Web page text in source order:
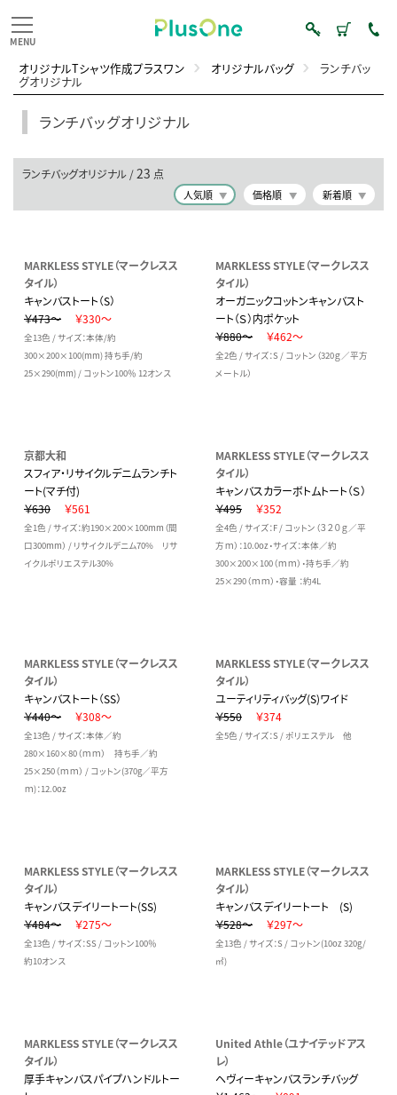
オリジナルTシャツ作成プラスワン オリジナルバッグ ランチバッ
グオリジナル
ランチバッグオリジナル
ランチバッグオリジナル /23 点
人気順 価格順 新着順
MARKLESS STYLE（マークレスス
タイル）
キャンバストート（S）
￥473～
￥330～
全13色 / サイズ：本体/約
300×200×100(mm) 持ち手/約
25×290(mm) / コットン100％ 12オンス
MARKLESS STYLE（マークレスス
タイル）
オーガニックコットンキャンバスト
ート（Ｓ）内ポケット
￥880～
￥462～
全2色 / サイズ：S / コットン（320ｇ／平方
メートル）
京都大和
スフィア・リサイクルデニムランチト
ート(マチ付)
￥630
￥561
全1色 / サイズ：約190×200×100mm（間
口300mm） / リサイクルデニム70% リサ
イクルポリエステル30%
MARKLESS STYLE（マークレスス
タイル）
キャンバスカラーボトムトート（Ｓ）
￥495
￥352
全4色 / サイズ：F / コットン（３２０ｇ／平
方ｍ）：10.0oz・サイズ：本体／約
300×200×100（ｍｍ）・持ち手／約
25×290（ｍｍ）・容量 ：約4L
MARKLESS STYLE（マークレスス
タイル）
キャンバストート（SS）
￥440～
￥308～
全13色 / サイズ：本体／約
280×160×80（ｍｍ） 持ち手／約
25×250（ｍｍ） / コットン(370g／平方
ｍ)：12.0oz
MARKLESS STYLE（マークレスス
タイル）
ユーティリティバッグ(S)ワイド
￥550
￥374
全5色 / サイズ：S / ポリエステル 他
MARKLESS STYLE（マークレスス
タイル）
キャンバスデイリートート(SS)
￥484～
￥275～
全13色 / サイズ：SS / コットン100％
約10オンス
MARKLESS STYLE（マークレスス
タイル）
キャンバスデイリートート (S)
￥528～
￥297～
全13色 / サイズ：S / コットン(10oz 320g/
㎡)
MARKLESS STYLE（マークレスス
タイル）
厚手キャンバスパイプハンドルトー
United Athle（ユナイテッドアス
レ）
ヘヴィーキャンバスランチバッグ